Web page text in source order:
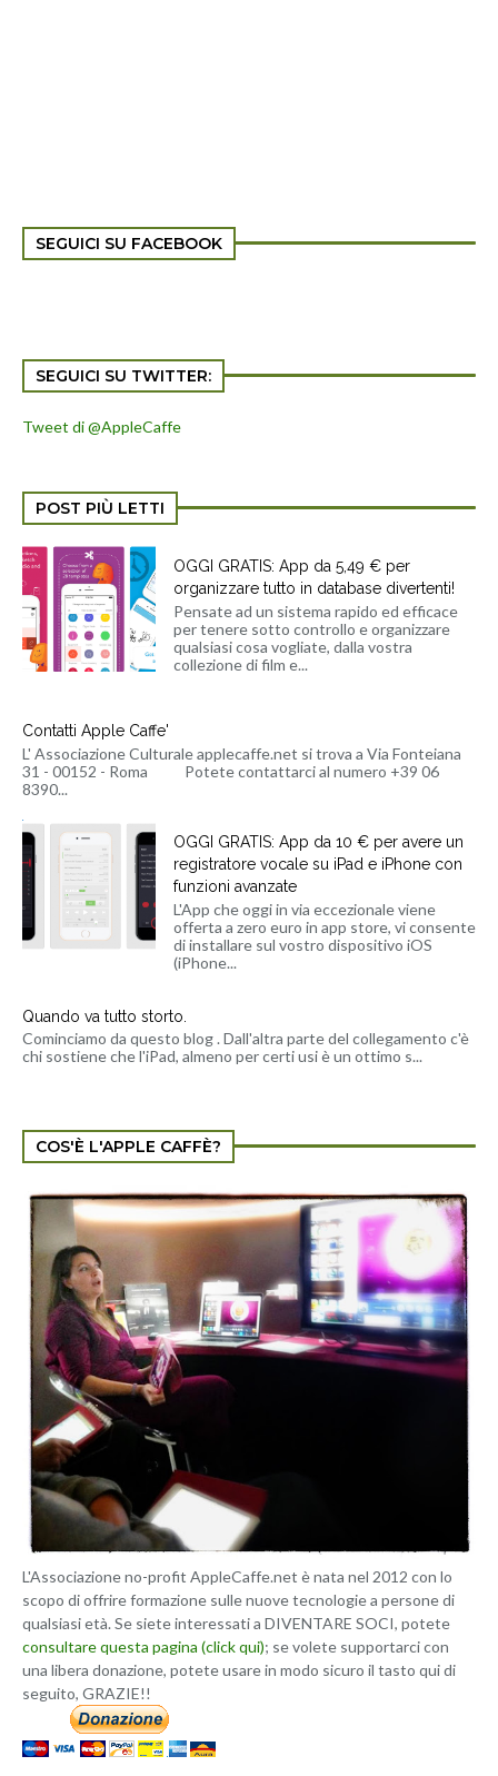
SEGUICI SU FACEBOOK
SEGUICI SU TWITTER:
Tweet di @AppleCaffe
POST PIÙ LETTI
OGGI GRATIS: App da 5,49 € per
organizzare tutto in database divertenti!
Pensate ad un sistema rapido ed efficace
per tenere sotto controllo e organizzare
qualsiasi cosa vogliate, dalla vostra
collezione di film e...
Contatti Apple Caffe'
L' Associazione Culturale applecaffe.net si trova a Via Fonteiana
31 - 00152 - Roma Potete contattarci al numero +39 06
8390...
OGGI GRATIS: App da 10 € per avere un
registratore vocale su iPad e iPhone con
funzioni avanzate
L'App che oggi in via eccezionale viene
offerta a zero euro in app store, vi consente
di installare sul vostro dispositivo iOS
(iPhone...
Quando va tutto storto.
Cominciamo da questo blog . Dall'altra parte del collegamento c'è
chi sostiene che l'iPad, almeno per certi usi è un ottimo s...
COS'È L'APPLE CAFFÈ?
L'Associazione no-profit AppleCaffe.net è nata nel 2012 con lo
scopo di offrire formazione sulle nuove tecnologie a persone di
qualsiasi età. Se siete interessati a DIVENTARE SOCI, potete
consultare questa pagina (click qui); se volete supportarci con
una libera donazione, potete usare in modo sicuro il tasto qui di
seguito, GRAZIE!!